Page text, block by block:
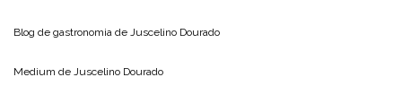
Blog de gastronomia de Juscelino Dourado
Medium de Juscelino Dourado